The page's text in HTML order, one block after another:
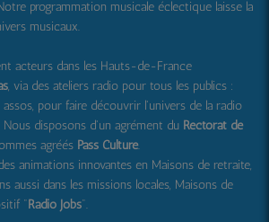
programmation musicale éclectique laisse la
musicaux.
acteurs dans les Hauts-de-France
, via des ateliers radio pour tous les publics :
assos, pour faire découvrir l'univers de la radio
disposons d'un agrément du Rectorat de
agréés Pass Culture.
animations innovantes en Maisons de retraite,
aussi dans les missions locales, Maisons de
"Radio Jobs".